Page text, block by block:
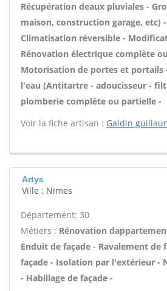
Récupération deaux pluviales -
maison, construction garage, etc)
Climatisation réversible -
Rénovation électrique complète
Motorisation de portes et portails
l'eau (Antitartre - adoucisseur -
plomberie complète ou partielle -
Voir la fiche artisan : Galdin
Artys
Ville : Nimes
Département: 30
Métiers : Rénovation
Enduit de façade - Ravalement de
façade - Isolation par l'extérieur -
- Habillage de façade -